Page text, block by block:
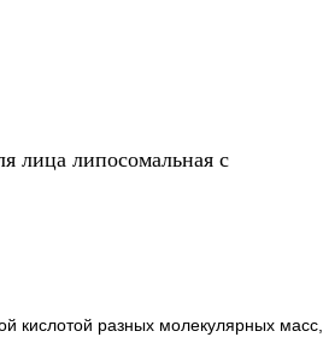
лица липосомальная с
кислотой разных молекулярных масс,